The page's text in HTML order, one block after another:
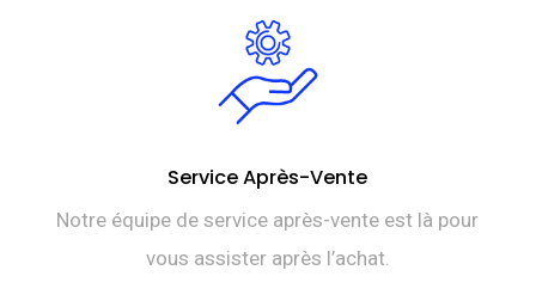
Service Après-Vente
Notre équipe de service après-vente est là pour
vous assister après l’achat.